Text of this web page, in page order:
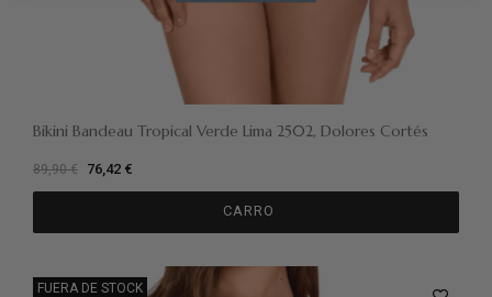
Bikini Bandeau Tropical Verde Lima 2502, Dolores Cortés
89,90 € 76,42 €
CARRO
FUERA DE STOCK